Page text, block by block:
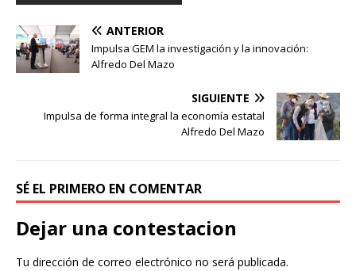
ANTERIOR
Impulsa GEM la investigación y la innovación:
Alfredo Del Mazo
SIGUIENTE
Impulsa de forma integral la economía estatal
Alfredo Del Mazo
SÉ EL PRIMERO EN COMENTAR
Dejar una contestacion
Tu dirección de correo electrónico no será publicada.